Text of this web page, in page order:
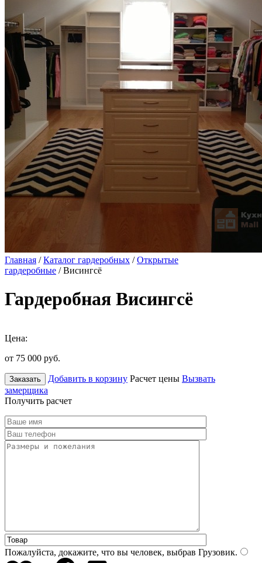
Главная /Каталог гардеробных /Открытые
гардеробные / Висингсё
Гардеробная Висингсё
Цена:
от 75 000 руб.
Заказать Добавить в корзину Расчет цены Вызвать
замерщика
Получить расчет
Пожалуйста, докажите, что вы человек, выбрав Грузовик.